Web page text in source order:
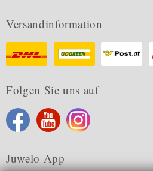
Versandinformation
Folgen Sie uns auf
Juwelo App